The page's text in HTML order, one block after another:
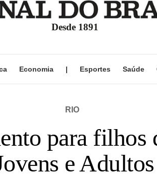
Desde 1891
Economia | Esportes Saúde
RIO
para filhos
e